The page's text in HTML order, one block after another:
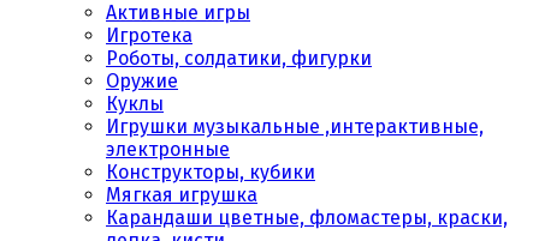
Активные игры
Игротека
Роботы, солдатики, фигурки
Оружие
Куклы
Игрушки музыкальные ,интерактивные,
электронные
Конструкторы, кубики
Мягкая игрушка
Карандаши цветные, фломастеры, краски,